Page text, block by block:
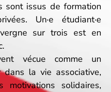
sont issus de formation
Un·e étudiant·e
sur trois est en
vécue comme un
dans la vie associative,
solidaires,